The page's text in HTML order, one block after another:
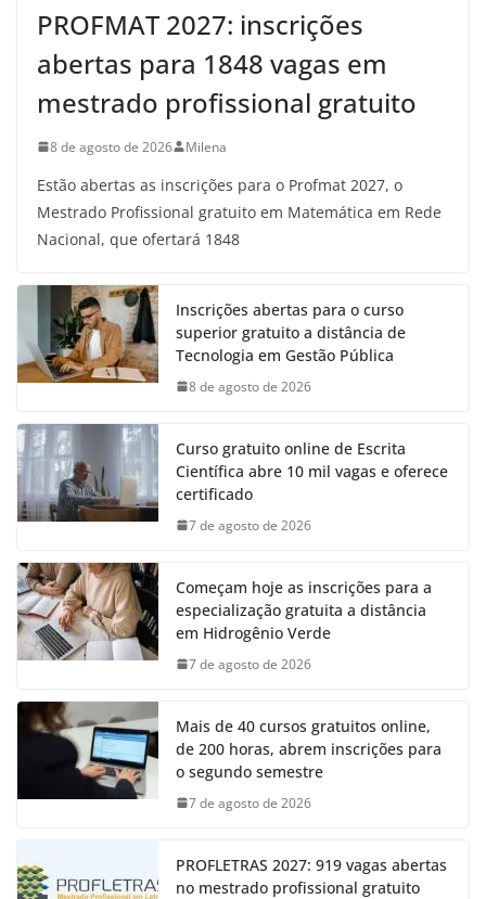
PROFMAT 2027: inscrições
abertas para 1848 vagas em
mestrado profissional gratuito
8 de agosto de 2026 Milena
Estão abertas as inscrições para o Profmat 2027, o
Mestrado Profissional gratuito em Matemática em Rede
Nacional, que ofertará 1848
Inscrições abertas para o curso
superior gratuito a distância de
Tecnologia em Gestão Pública
8 de agosto de 2026
Curso gratuito online de Escrita
Científica abre 10 mil vagas e oferece
certificado
7 de agosto de 2026
Começam hoje as inscrições para a
especialização gratuita a distância
em Hidrogênio Verde
7 de agosto de 2026
Mais de 40 cursos gratuitos online,
de 200 horas, abrem inscrições para
o segundo semestre
7 de agosto de 2026
PROFLETRAS 2027: 919 vagas abertas
no mestrado profissional gratuito